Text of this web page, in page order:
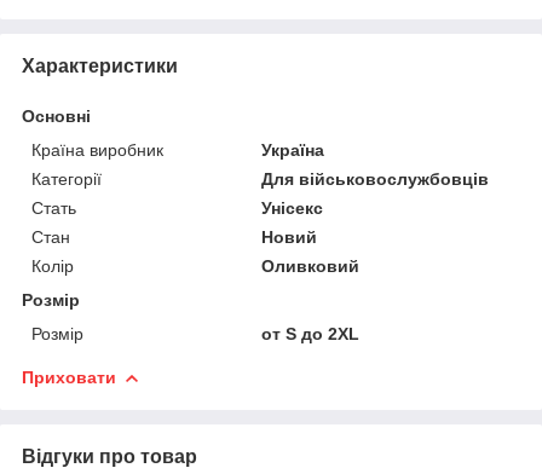
Характеристики
Основні
Країна виробник
Україна
Категорії
Для військовослужбовців
Стать
Унісекс
Стан
Новий
Колір
Оливковий
Розмір
Розмір
от S до 2XL
Приховати
Відгуки про товар